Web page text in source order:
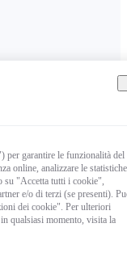
per garantire le funzionalità del
online, analizzare le
su "Accetta tutti i cookie",
e/o di terzi (se presenti).
dei cookie". Per ulteriori
qualsiasi momento, visita la